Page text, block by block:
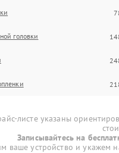
головки
листе указаны
Записывайтесь на
ваше устройство и укажем